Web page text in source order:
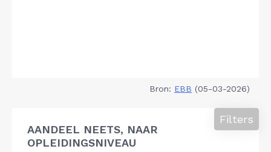
Bron: EBB (05-03-2026)
AANDEEL NEETS, NAAR
OPLEIDINGSNIVEAU
Filters